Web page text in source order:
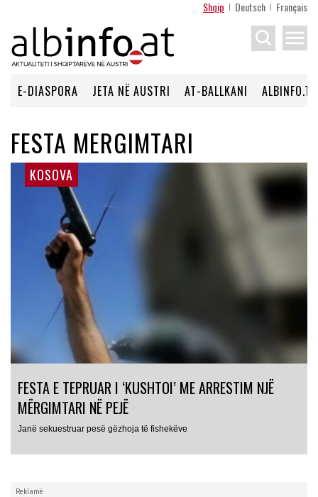
Shqip Deutsch Français
menu
E-DIASPORA JETA NË AUSTRI AT-BALLKANI ALBINFO.TV
FESTA MERGIMTARI
KOSOVA
FESTA E TEPRUAR I ‘KUSHTOI’ ME ARRESTIM NJË
MËRGIMTARI NË PEJË
Janë sekuestruar pesë gëzhoja të fishekëve
Reklamë